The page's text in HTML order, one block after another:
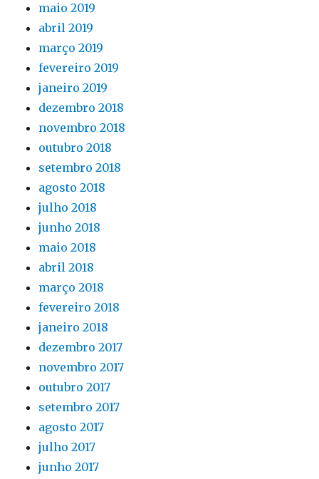
maio 2019
abril 2019
março 2019
fevereiro 2019
janeiro 2019
dezembro 2018
novembro 2018
outubro 2018
setembro 2018
agosto 2018
julho 2018
junho 2018
maio 2018
abril 2018
março 2018
fevereiro 2018
janeiro 2018
dezembro 2017
novembro 2017
outubro 2017
setembro 2017
agosto 2017
julho 2017
junho 2017